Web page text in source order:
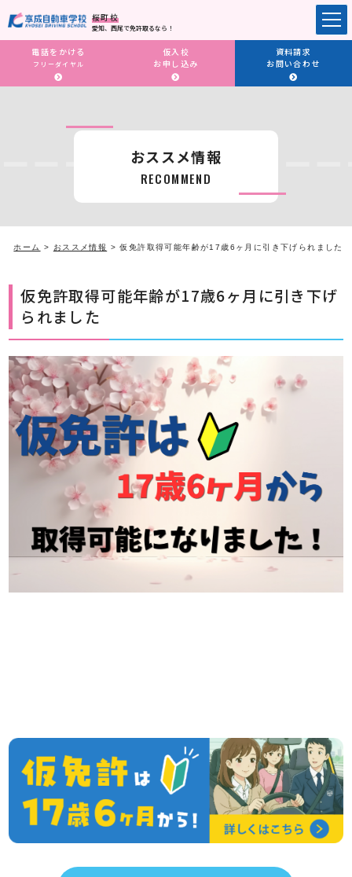
桜町校
愛知、西尾で免許取るなら！
電話をかける
フリーダイヤル
仮入校
お申し込み
資料請求
お問い合わせ
おススメ情報
RECOMMEND
ホーム > おススメ情報 >仮免許取得可能年齢が17歳6ヶ月に引き下げられました
仮免許取得可能年齢が17歳6ヶ月に引き下げ
られました